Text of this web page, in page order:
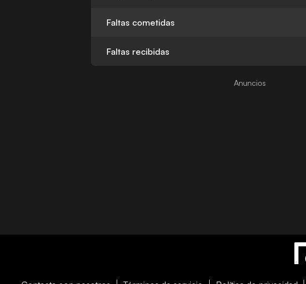
Faltas cometidas
Faltas recibidas